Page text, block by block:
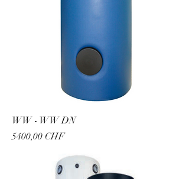
WW - WW DN
Prezzo
5400,00 CHF